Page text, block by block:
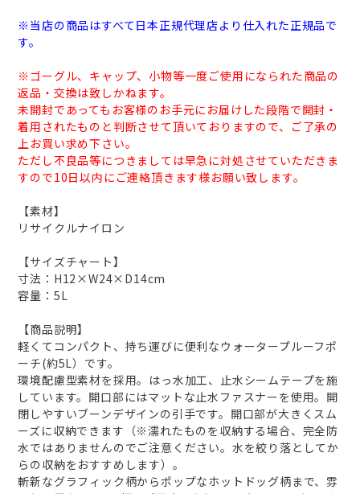
※当店の商品はすべて日本正規代理店より仕入れた正規品で
す。
※ゴーグル、キャップ、小物等一度ご使用になられた商品の
返品・交換は致しかねます。
未開封であってもお客様のお手元にお届けした段階で開封・
着用されたものと判断させて頂いておりますので、ご了承の
上お買い求め下さい。
ただし不良品等につきましては早急に対処させていただきま
すので10日以内にご連絡頂きます様お願い致します。
【素材】
リサイクルナイロン
【サイズチャート】
寸法：H12×W24×D14cm
容量：5L
【商品説明】
軽くてコンパクト、持ち運びに便利なウォータープルーフポ
ーチ(約5L）です。
環境配慮型素材を採用。はっ水加工、止水シームテープを施
しています。開口部にはマットな止水ファスナーを使用。開
閉しやすいブーンデザインの引手です。開口部が大きくスム
ーズに収納できます（※濡れたものを収納する場合、完全防
水ではありませんのでご注意ください。水を絞り落としてか
らの収納をおすすめします）。
斬新なグラフィック柄からポップなホットドッグ柄まで、雰